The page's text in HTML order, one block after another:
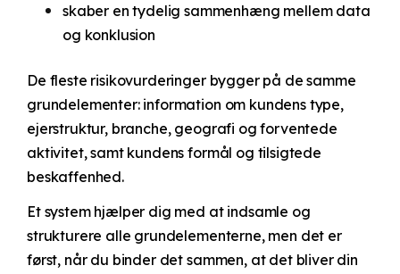
skaber en tydelig sammenhæng mellem data
og konklusion
De fleste risikovurderinger bygger på de samme
grundelementer: information om kundens type,
ejerstruktur, branche, geografi og forventede
aktivitet, samt kundens formål og tilsigtede
beskaffenhed.
Et system hjælper dig med at indsamle og
strukturere alle grundelementerne, men det er
først, når du binder det sammen, at det bliver din